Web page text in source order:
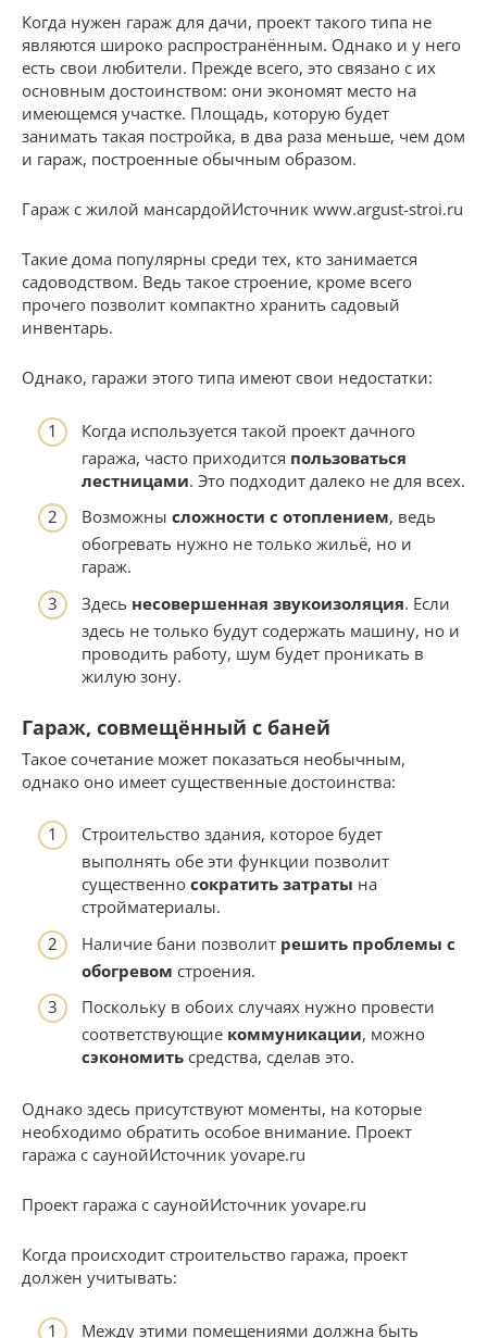
Когда нужен гараж для дачи, проект такого типа не
являются широко распространённым. Однако и у него
есть свои любители. Прежде всего, это связано с их
основным достоинством: они экономят место на
имеющемся участке. Площадь, которую будет
занимать такая постройка, в два раза меньше, чем дом
и гараж, построенные обычным образом.
Гараж с жилой мансардойИсточник www.argust-stroi.ru
Такие дома популярны среди тех, кто занимается
садоводством. Ведь такое строение, кроме всего
прочего позволит компактно хранить садовый
инвентарь.
Однако, гаражи этого типа имеют свои недостатки:
Когда используется такой проект дачного
гаража, часто приходится пользоваться
лестницами. Это подходит далеко не для всех.
Возможны сложности с отоплением, ведь
обогревать нужно не только жильё, но и
гараж.
Здесь несовершенная звукоизоляция. Если
здесь не только будут содержать машину, но и
проводить работу, шум будет проникать в
жилую зону.
Гараж, совмещённый с баней
Такое сочетание может показаться необычным,
однако оно имеет существенные достоинства:
Строительство здания, которое будет
выполнять обе эти функции позволит
существенно сократить затраты на
стройматериалы.
Наличие бани позволит решить проблемы с
обогревом строения.
Поскольку в обоих случаях нужно провести
соответствующие коммуникации, можно
сэкономить средства, сделав это.
Однако здесь присутствуют моменты, на которые
необходимо обратить особое внимание. Проект
гаража с саунойИсточник yovape.ru
Проект гаража с саунойИсточник yovape.ru
Когда происходит строительство гаража, проект
должен учитывать:
Между этими помещениями должна быть